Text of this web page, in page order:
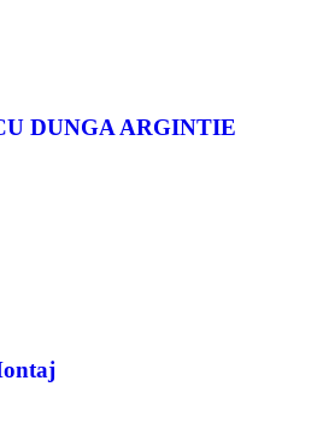
DUNGA ARGINTIE